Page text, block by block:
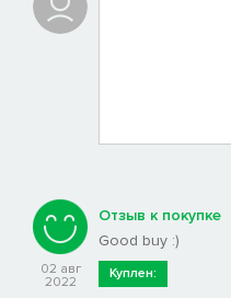
02 авг
2022
Отзыв к покупке
Good buy :)
Куплен: